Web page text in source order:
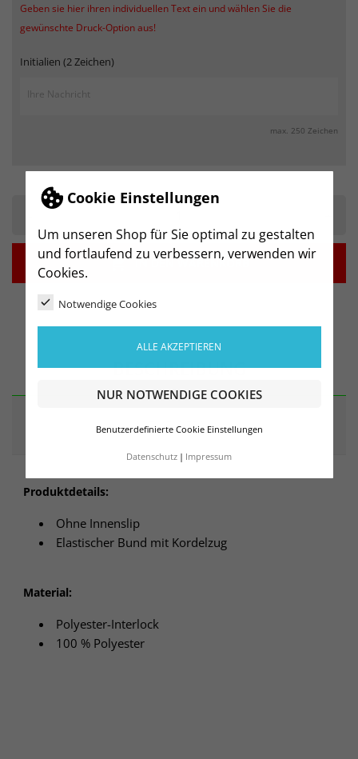
Cookie Einstellungen
Um unseren Shop für Sie optimal zu gestalten
und fortlaufend zu verbessern, verwenden wir
Cookies.
Notwendige Cookies
ALLE AKZEPTIEREN
NUR NOTWENDIGE COOKIES
Benutzerdefinierte Cookie Einstellungen
Datenschutz Impressum
Geben sie hier ihren individuellen Text ein und wählen Sie die
gewünschte Druck-Option aus!
Initialien (2 Zeichen)
max. 250 Zeichen
 IN DEN WARENKORB
BESCHREIBUNG
ARTIKELDETAILS
Produktdetails:
Ohne Innenslip
Elastischer Bund mit Kordelzug
Material:
Polyester-Interlock
100 % Polyester